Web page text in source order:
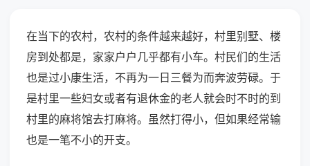
在当下的农村，农村的条件越来越好，村里别墅、楼
房到处都是，家家户户几乎都有小车。村民们的生活
也是过小康生活，不再为一日三餐为而奔波劳碌。于
是村里一些妇女或者有退休金的老人就会时不时的到
村里的麻将馆去打麻将。虽然打得小，但如果经常输
也是一笔不小的开支。